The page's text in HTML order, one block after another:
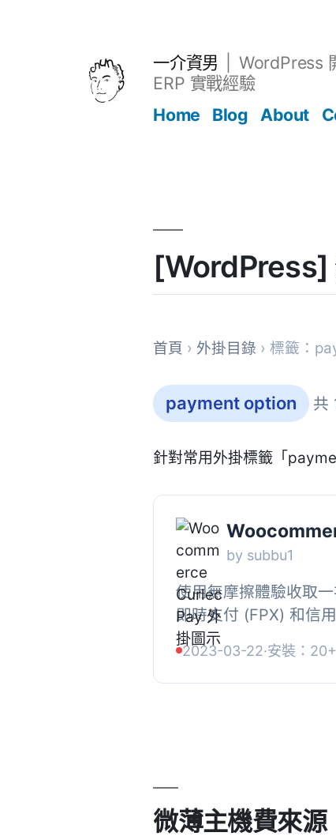
一介資男
WordPress
ERP 實戰經驗
Home
Blog About
[WordPress]
首頁 › 外掛目錄 › 標籤：
payment option 共
針對常用外掛標籤「
by subbu1
使用無摩擦體驗收取
即時支付 (FPX) 和信
限度地收取付款。無論
預先建置的外掛程式或
2023-03-22·安裝：20+
微薄主機費來源